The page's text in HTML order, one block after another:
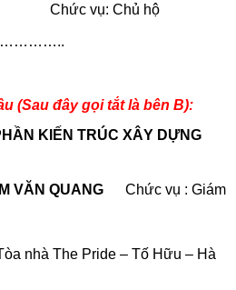
Chức vụ: Chủ hộ
(Sau đây gọi tắt là bên B):
KIẾN TRÚC XÂY DỰNG
VĂN QUANGChức vụ : Giám
nhà The Pride – Tố Hữu – Hà